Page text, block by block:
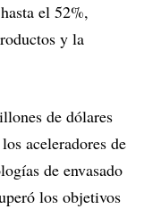
el 52%,
y la
de dólares
aceleradores de
de envasado
los objetivos